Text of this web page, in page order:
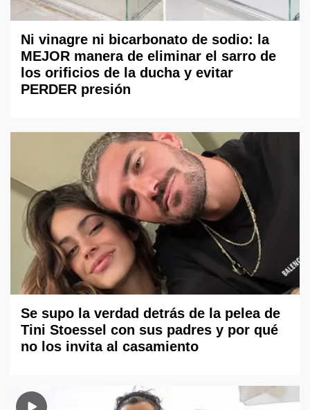
Ni vinagre ni bicarbonato de sodio: la
MEJOR manera de eliminar el sarro de
los orificios de la ducha y evitar
PERDER presión
Se supo la verdad detrás de la pelea de
Tini Stoessel con sus padres y por qué
no los invita al casamiento